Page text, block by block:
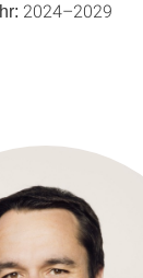
2024–2029